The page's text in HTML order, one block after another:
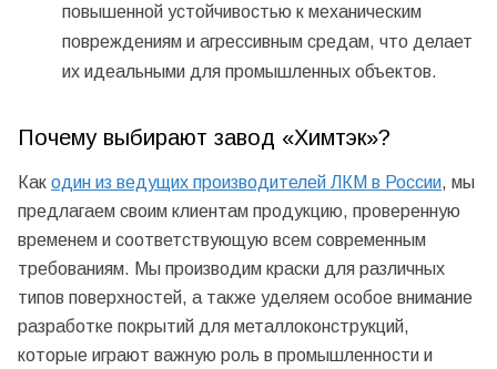
повышенной устойчивостью к механическим
повреждениям и агрессивным средам, что делает
их идеальными для промышленных объектов.
Почему выбирают завод «Химтэк»?
Как один из ведущих производителей ЛКМ в России, мы
предлагаем своим клиентам продукцию, проверенную
временем и соответствующую всем современным
требованиям. Мы производим краски для различных
типов поверхностей, а также уделяем особое внимание
разработке покрытий для металлоконструкций,
которые играют важную роль в промышленности и